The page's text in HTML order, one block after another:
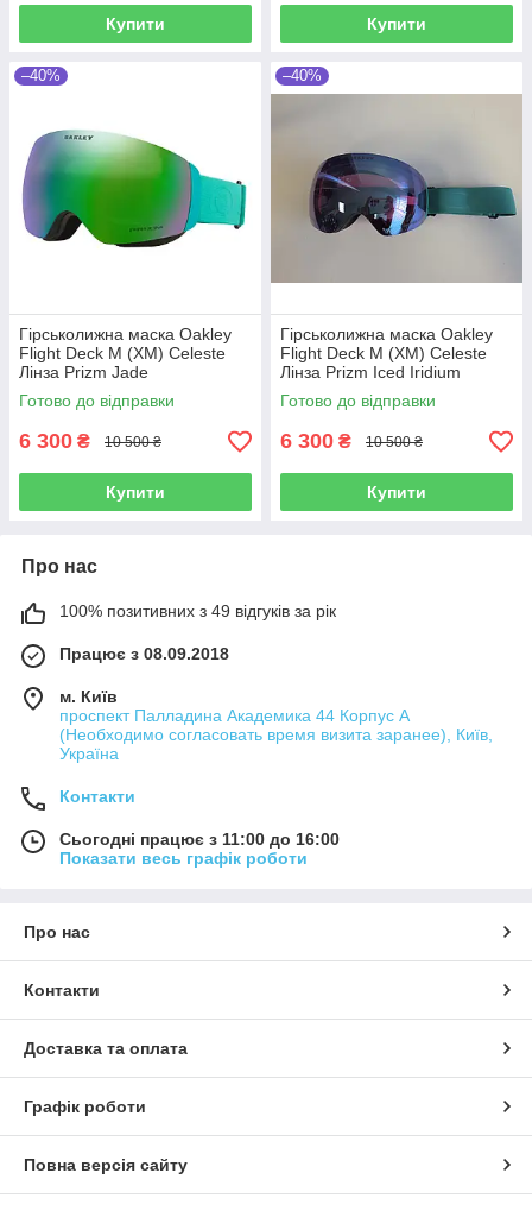
Купити Купити
–40%
Гірськолижна маска Oakley
Flight Deck M (XM) Celeste
Лінза Prizm Jade
Готово до відправки
6 300 ₴ 10 500 ₴
Купити
–40%
Гірськолижна маска Oakley
Flight Deck M (XM) Celeste
Лінза Prizm Iced Iridium
Готово до відправки
6 300 ₴ 10 500 ₴
Купити
Про нас
100% позитивних з 49 відгуків за рік
Працює з 08.09.2018
м. Київ
проспект Палладина Академика 44 Корпус А
(Необходимо согласовать время визита заранее), Київ,
Україна
Контакти
Сьогодні працює з 11:00 до 16:00
Показати весь графік роботи
Про нас
Контакти
Доставка та оплата
Графік роботи
Повна версія сайту